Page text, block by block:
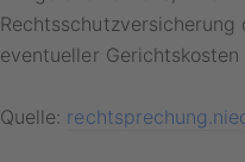
Rechtsschutzversicherung
eventueller
Quelle: